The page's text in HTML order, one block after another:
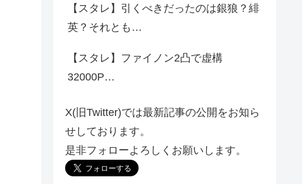
【スタレ】引くべきだったのは銀狼？緋
英？それとも…
【スタレ】ファイノン2凸で虚構
32000P…
X(旧Twitter)では最新記事の公開をお知ら
せしております。
是非フォローよろしくお願いします。